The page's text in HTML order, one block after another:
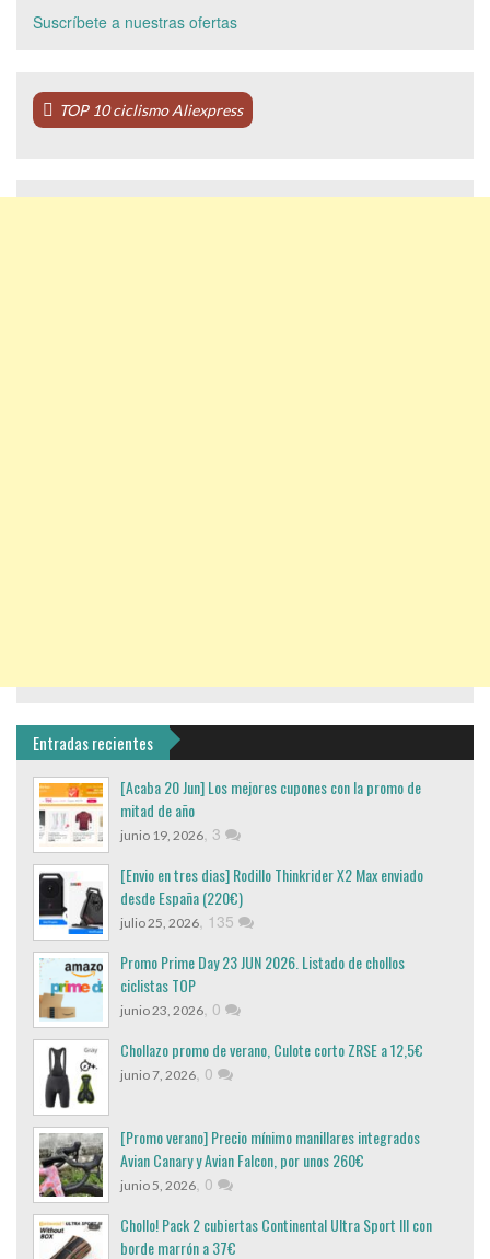
Suscríbete a nuestras ofertas
TOP 10 ciclismo Aliexpress
Entradas recientes
[Acaba 20 Jun] Los mejores cupones con la promo de
mitad de año
junio 19, 2026, 3
[Envio en tres dias] Rodillo Thinkrider X2 Max enviado
desde España (220€)
julio 25, 2026, 135
Promo Prime Day 23 JUN 2026. Listado de chollos
ciclistas TOP
junio 23, 2026, 0
Chollazo promo de verano, Culote corto ZRSE a 12,5€
junio 7, 2026, 0
[Promo verano] Precio mínimo manillares integrados
Avian Canary y Avian Falcon, por unos 260€
junio 5, 2026, 0
Chollo! Pack 2 cubiertas Continental Ultra Sport III con
borde marrón a 37€